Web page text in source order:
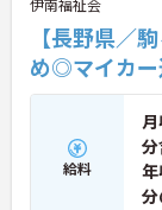
伊南福祉会
【長野県／
め◎マイカー
給料